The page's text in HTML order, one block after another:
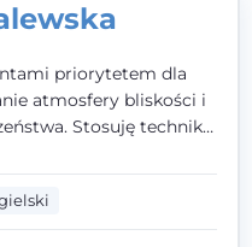
priorytetem dla
atmosfery bliskości i
Stosuję techniki
oraz metody,
na rozwiązaniach
na osiąganiu
(doprowadzeniu do